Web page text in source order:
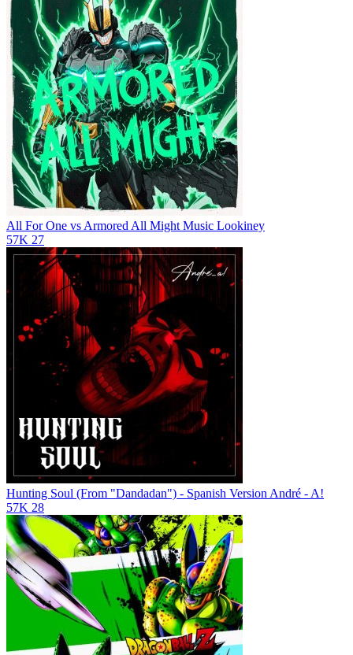
All For One vs Armored All Might Music Lookiney
57K 27
Hunting Soul (From "Dandadan") - Spanish Version André - A!
57K 28